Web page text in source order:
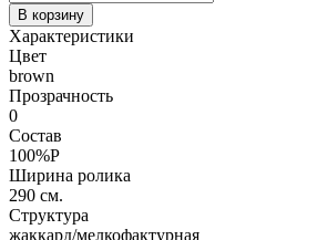
В корзину
Характеристики
Цвет
brown
Прозрачность
0
Состав
100%P
Ширина ролика
290 см.
Структура
жаккард/мелкофактурная